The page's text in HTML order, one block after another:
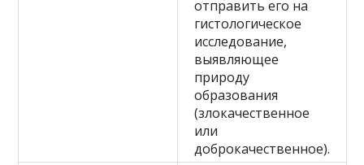
отправить его на
гистологическое
исследование,
выявляющее
природу
образования
(злокачественное
или
доброкачественное).